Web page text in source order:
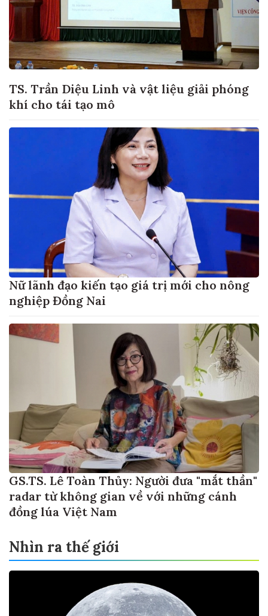
TS. Trần Diệu Linh và vật liệu giải phóng
khí cho tái tạo mô
Nữ lãnh đạo kiến tạo giá trị mới cho nông
nghiệp Đồng Nai
GS.TS. Lê Toàn Thủy: Người đưa "mắt thần"
radar từ không gian về với những cánh
đồng lúa Việt Nam
Nhìn ra thế giới